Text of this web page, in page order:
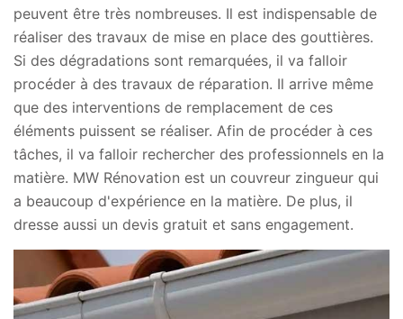
peuvent être très nombreuses. Il est indispensable de
réaliser des travaux de mise en place des gouttières.
Si des dégradations sont remarquées, il va falloir
procéder à des travaux de réparation. Il arrive même
que des interventions de remplacement de ces
éléments puissent se réaliser. Afin de procéder à ces
tâches, il va falloir rechercher des professionnels en la
matière. MW Rénovation est un couvreur zingueur qui
a beaucoup d'expérience en la matière. De plus, il
dresse aussi un devis gratuit et sans engagement.